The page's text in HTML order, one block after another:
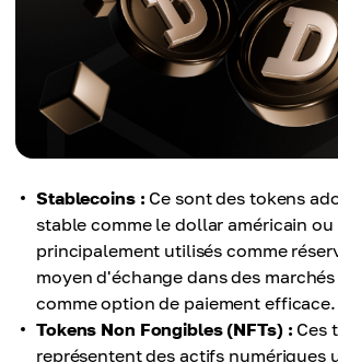
Stablecoins : Ce sont des tokens
stable comme le dollar américain
principalement utilisés comme
moyen d'échange dans des
comme option de paiement efficace.
Tokens Non Fongibles (NFTs) : Ces
représentent des actifs numériques